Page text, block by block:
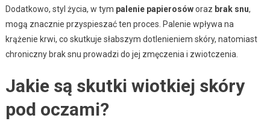
Dodatkowo, styl życia, w tym palenie papierosóworaz brak snu,
mogą znacznie przyspieszać ten proces. Palenie wpływa na
krążenie krwi, co skutkuje słabszym dotlenieniem skóry, natomiast
chroniczny brak snu prowadzi do jej zmęczenia i zwiotczenia.
Jakie są skutki wiotkiej skóry
pod oczami?